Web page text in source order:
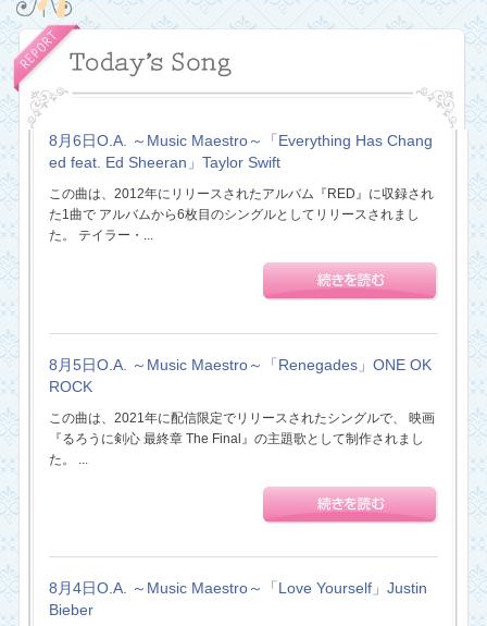
8月6日O.A. ～Music Maestro～「Everything Has Chang
ed feat. Ed Sheeran」Taylor Swift
この曲は、2012年にリリースされたアルバム『RED』に収録され
た1曲で アルバムから6枚目のシングルとしてリリースされまし
た。 テイラー・...
8月5日O.A. ～Music Maestro～「Renegades」ONE OK
ROCK
この曲は、2021年に配信限定でリリースされたシングルで、 映画
『るろうに剣心 最終章 The Final』の主題歌として制作されまし
た。 ...
8月4日O.A. ～Music Maestro～「Love Yourself」Justin
Bieber